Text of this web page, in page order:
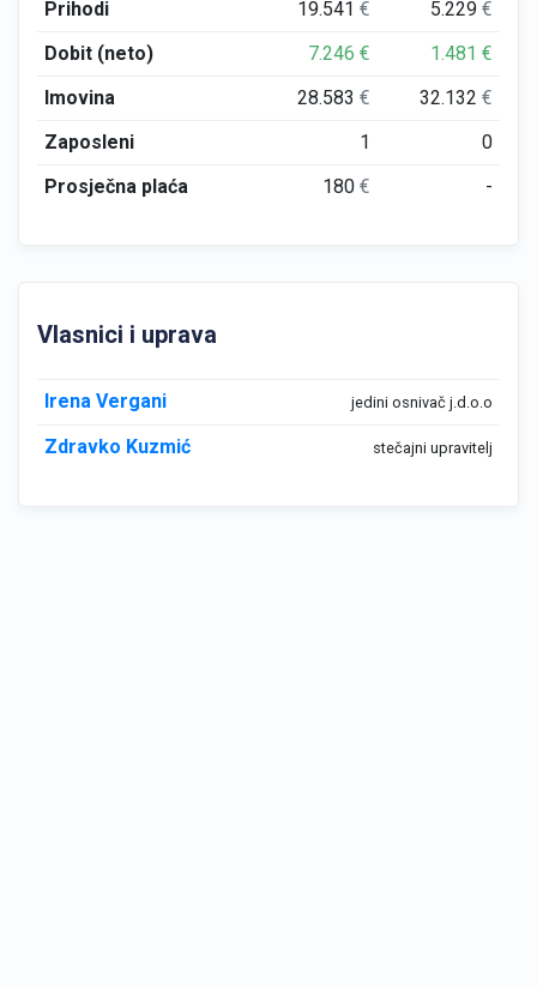
Prihodi
19.541€ 5.229€
Dobit (neto)
7.246€ 1.481€
Imovina
28.583€ 32.132€
Zaposleni
1
0
Prosječna plaća
180€ -
Vlasnici i uprava
Irena Vergani jedini osnivač j.d.o.o
Zdravko Kuzmić stečajni upravitelj